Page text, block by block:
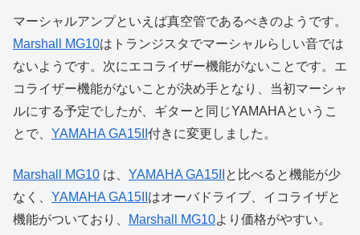
マーシャルアンプといえば真空管であるべきのようです。
Marshall MG10はトランジスタでマーシャルらしい音では
ないようです。次にエコライザー機能がないことです。エ
コライザー機能がないことが決め手となり、当初マーシャ
ルにする予定でしたが、ギターと同じYAMAHAというこ
とで、 YAMAHA GA15II 付きに変更しました。
Marshall MG10 は、 YAMAHA GA15II と比べると機能が少
なく、 YAMAHA GA15II はオーバドライブ、イコライザと
機能がついており、
Marshall MG10より価格がやすい。